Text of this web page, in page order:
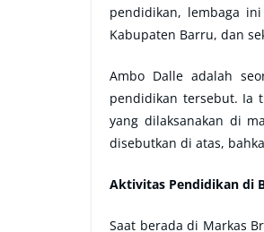
pendidikan, lembaga
Kabupaten Barru, dan
Ambo Dalle adalah
pendidikan tersebut. Ia
yang dilaksanakan di
disebutkan di atas,
Aktivitas Pendidikan di
Saat berada di Markas